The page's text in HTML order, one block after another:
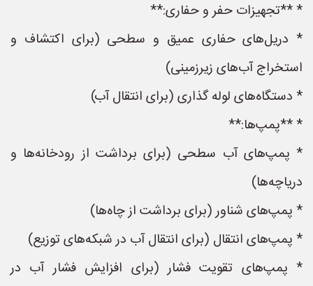
* **تجهیزات حفر و حفاری:**
* دریل‌های حفاری عمیق و سطحی (برای اکتشاف و
استخراج آب‌های زیرزمینی)
* دستگاه‌های لوله گذاری (برای انتقال آب)
* **پمپ‌ها:**
* پمپ‌های آب سطحی (برای برداشت از رودخانه‌ها و
دریاچه‌ها)
* پمپ‌های شناور (برای برداشت از چاه‌ها)
* پمپ‌های انتقال (برای انتقال آب در شبکه‌های توزیع)
* پمپ‌های تقویت فشار (برای افزایش فشار آب در